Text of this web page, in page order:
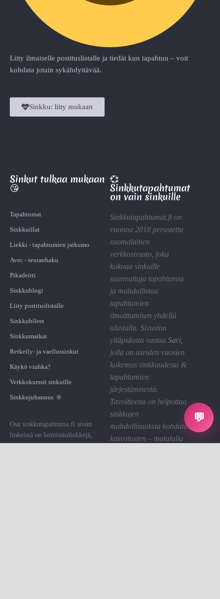
💬
Liity ilmaiselle postituslistalle ja tiedät kun tapahtuu – voit
kohdata jotain sykähdyttävää.
Sinkku: liity mukaan
Sinkut tulkaa mukaan
😘
Tapahtumat
Sinkkuillat
Liekki - tapahtumien jatkumo
Avec - seuranhaku
Pikadeitti
Sinkkublogi
Liity postituslistalle
Sinkkubileet
Sinkkumatkat
Retkeily- ja vaellussinkut
Käykö viuhka?
Verkkokurssit sinkuille
Sinkkujuhannus ®
Osa sinkkutapahtuma.fi sivun
linkeistä on komissiolinkkejä,
joiden kautta St saa pienen
💞
Sinkkutapahtumat
on vain sinkuille
Sinkkutapahtumat.fi on
vuonna 2018 perustettu
suomalainen
verkkosivusto, joka
kokoaa sinkuille
suunnattuja tapahtumia
ja mahdollistaa
tapahtumien
ilmoittamisen yhdellä
alustalla. Sivuston
ylläpidosta vastaa Sari
jolla on useiden vuosien
kokemus sinkkuudesta &
tapahtumien
järjestämisestä.
Tavoitteena on helpottaa
sinkkujen
mahdollisuuksia kohdata
kasvotusten – matalalla